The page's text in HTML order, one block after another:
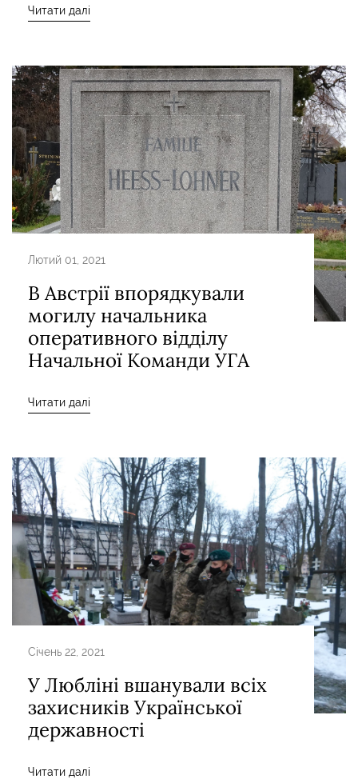
Читати далі
Лютий 01, 2021
В Австрії впорядкували
могилу начальника
оперативного відділу
Начальної Команди УГА
Читати далі
Січень 22, 2021
У Любліні вшанували всіх
захисників Української
державності
Читати далі